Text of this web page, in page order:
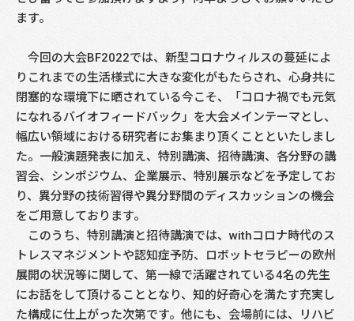
ます。
今回の大会BF2022では、新型コロナウィルスの蔓延によ
りこれまでの生活様式に大きな変化がもたらされ、心身共に
閉塞的な環境下に晒されている今こそ、「コロナ禍でも元気
になれるバイオフィードバック」を大会メインテーマとし、
幅広い領域における研究者にお集まり頂くことといたしまし
た。一般演題発表に加え、特別講演、招待講演、各分野の講
習会、シンポジウム、企業展示、特別展示などを予定してお
り、異分野の技術習得や異分野間のディスカッションの機会
をご用意しております。
このうち、特別講演と招待講演では、withコロナ時代のス
トレスマネジメントや認知症予防、ロボットセラピーの欧州
展開の状況等に関して、第一線で活躍されている4名の先生
にお話をして頂けることとなり、知的好奇心を満たす充実し
た構成に仕上がった次第です。他にも、会場前には、リハビ